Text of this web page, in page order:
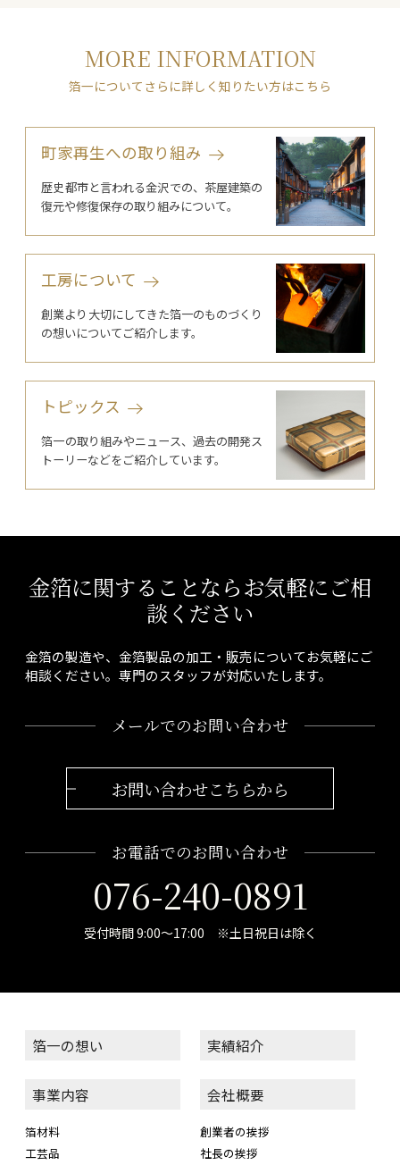
MORE INFORMATION
箔一についてさらに詳しく知りたい方はこちら
町家再生への取り組み
歴史都市と言われる金沢での、茶屋建築の
復元や修復保存の取り組みについて。
工房について
創業より大切にしてきた箔一のものづくり
の想いについてご紹介します。
トピックス
箔一の取り組みやニュース、過去の開発ス
トーリーなどをご紹介しています。
金箔に関することならお気軽にご相
談ください
金箔の製造や、金箔製品の加工・販売についてお気軽にご
相談ください。専門のスタッフが対応いたします。
メールでのお問い合わせ
お問い合わせこちらから
お電話でのお問い合わせ
076-240-0891
受付時間 9:00～17:00 ※土日祝日は除く
箔一の想い
事業内容
箔材料
工芸品
実績紹介
会社概要
創業者の挨拶
社長の挨拶